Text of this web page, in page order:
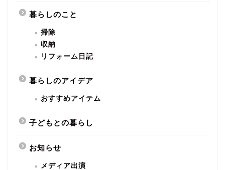
暮らしのこと
掃除
収納
リフォーム日記
暮らしのアイデア
おすすめアイテム
子どもとの暮らし
お知らせ
メディア出演